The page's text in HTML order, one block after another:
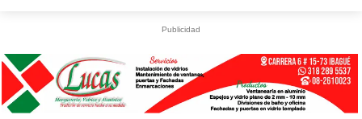
Publicidad